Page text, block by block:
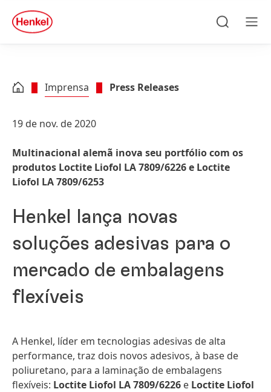
Skip to footer
quick
search
Imprensa Press Releases
19 de nov. de 2020
Multinacional alemã inova seu portfólio com os
produtos Loctite Liofol LA 7809/6226 e Loctite
Liofol LA 7809/6253
Henkel lança novas
soluções adesivas para o
mercado de embalagens
flexíveis
A Henkel, líder em tecnologias adesivas de alta
performance, traz dois novos adesivos, à base de
poliuretano, para a laminação de embalagens
flexíveis: Loctite Liofol LA 7809/6226 e Loctite Liofol